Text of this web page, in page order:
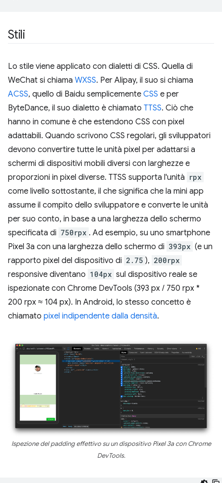
Stili
Lo stile viene applicato con dialetti di CSS. Quella di
WeChat si chiama WXSS. Per Alipay, il suo si chiama
ACSS, quello di Baidu semplicemente CSS e per
ByteDance, il suo dialetto è chiamato TTSS. Ciò che
hanno in comune è che estendono CSS con pixel
adattabili. Quando scrivono CSS regolari, gli sviluppatori
devono convertire tutte le unità pixel per adattarsi a
schermi di dispositivi mobili diversi con larghezze e
proporzioni in pixel diverse. TTSS supporta l'unità rpx
come livello sottostante, il che significa che la mini app
assume il compito dello sviluppatore e converte le unità
per suo conto, in base a una larghezza dello schermo
specificata di 750rpx . Ad esempio, su uno smartphone
Pixel 3a con una larghezza dello schermo di 393px (e un
rapporto pixel del dispositivo di 2.75 ), 200rpx
responsive diventano 104px sul dispositivo reale se
ispezionate con Chrome DevTools (393 px / 750 rpx *
200 rpx ≈ 104 px). In Android, lo stesso concetto è
chiamato pixel indipendente dalla densità.
Ispezione del padding effettivo su un dispositivo Pixel 3a con Chrome
DevTools.